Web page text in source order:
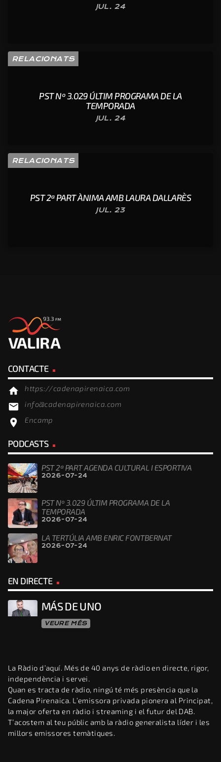
JUL. 24
RELACIONATS
PST Nº 3.029 ÚLTIM PROGRAMA DE LA
TEMPORADA
JUL. 24
RELACIONATS
PST 2ª PART ÀNIMA AMB LAURA DALLARÈS
JUL. 23
CONTACTE
home https://cadenapirenaica.com
email info@cadenapirenaica.com
location_on Encamp
PODCASTS
PST 2ª PART AGENDA CULTURAL I ESPORTIVA
2026-07-24
PST Nº 3.029 ÚLTIM PROGRAMA DE LA
TEMPORADA
2026-07-24
LA TERTÚLIA AMB ENRIC FONTBERNAT
2026-07-24
EN DIRECTE
MÁS DE UNO
VEURE MÉS
La Ràdio d’aquí. Més de 40 anys de ràdio en directe, rigor,
independència i servei.
Quan es tracta de ràdio, ningú té més presència que la
Cadena Pirenaica. L’emissora privada pionera al Principat,
la major oferta en ràdio i streaming i el futur del DAB.
T’acostem al teu públic amb la ràdio generalista líder i les
millors emissores temàtiques.